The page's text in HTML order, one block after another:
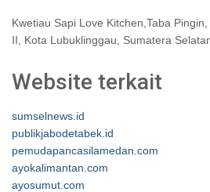
Kwetiau Sapi Love Kitchen,Taba
II, Kota Lubuklinggau, Sumatera
Website terkait
sumselnews.id
publikjabodetabek.id
pemudapancasilamedan.com
ayokalimantan.com
ayosumut.com